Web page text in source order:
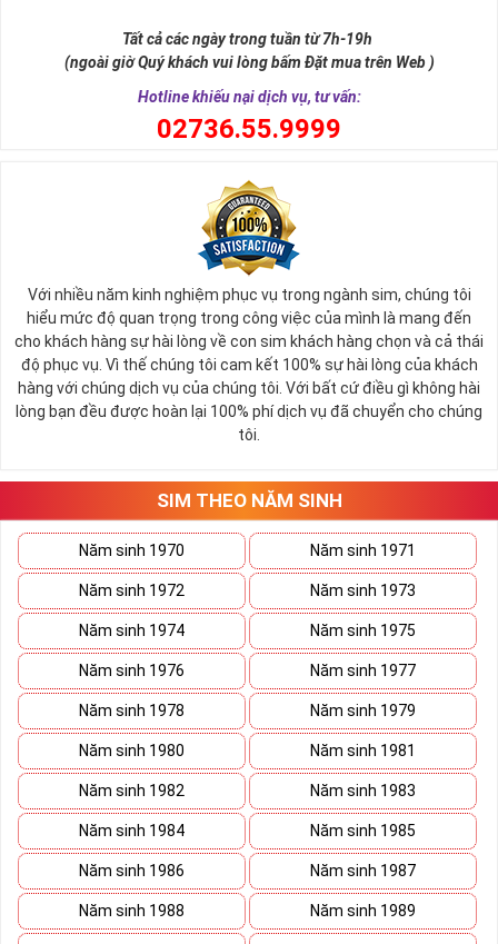
Ý nghĩa sim tứ quý 2
Theo quan niệm phong thủy
Số 2 tượng trưng cho sự cân bằng, hài hòa của âm dương và đất
trời. Sự cân bằng này giúp cho mọi việc đều thuận lợi và mang lại
nhiều may mắn trong cuộc sống và kinh doanh.
Số 2 còn biểu trưng cho lòng tốt, sự ổn định và tính hai mặt của
mọi vấn đề. Số 2 giúp cho họ có được sự lựa chọn, để đưa ra
những hướng giải quyết đúng đắn nhắt.
tứ 2 cùng xuất hiện trong một dãy số sim càng giúp cho ý nghĩa
sim tứ quýtăng lên gấp bội. Sở hữu sim Tứ Quý 2 giúp khích lệ tinh
thần người sở hữu là không sợ bất cứ điều gì mà hãy cứ làm thì
mọi điều tốt đẹp và may mắn ắt sẽ đến.
Lợi ích sim Tứ Quý 2 mang lại là gì?
Tất cả các ngày trong tuần từ 7h-19h
(ngoài giờ Quý khách vui lòng bấm Đặt mua trên Web )
Hotline khiếu nại dịch vụ, tư vấn:
02736.55.9999
Với nhiều năm kinh nghiệm phục vụ trong ngành sim, chúng tôi
hiểu mức độ quan trọng trong công việc của mình là mang đến
cho khách hàng sự hài lòng về con sim khách hàng chọn và cả thái
độ phục vụ. Vì thế chúng tôi cam kết 100% sự hài lòng của khách
hàng với chúng dịch vụ của chúng tôi. Với bất cứ điều gì không hài
lòng bạn đều được hoàn lại 100% phí dịch vụ đã chuyển cho chúng
tôi.
SIM THEO NĂM SINH
Năm sinh 1970 Năm sinh 1971
Năm sinh 1972 Năm sinh 1973
Năm sinh 1974 Năm sinh 1975
Năm sinh 1976 Năm sinh 1977
Năm sinh 1978 Năm sinh 1979
Năm sinh 1980 Năm sinh 1981
Năm sinh 1982 Năm sinh 1983
Năm sinh 1984 Năm sinh 1985
Năm sinh 1986 Năm sinh 1987
Năm sinh 1988 Năm sinh 1989